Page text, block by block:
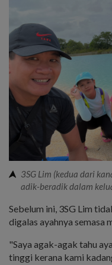
3SG Lim (kedua dari
adik-beradik dalam
Sebelum ini, 3SG Lim
digalas ayahnya semasa
"Saya agak-agak tahu
tinggi kerana kami